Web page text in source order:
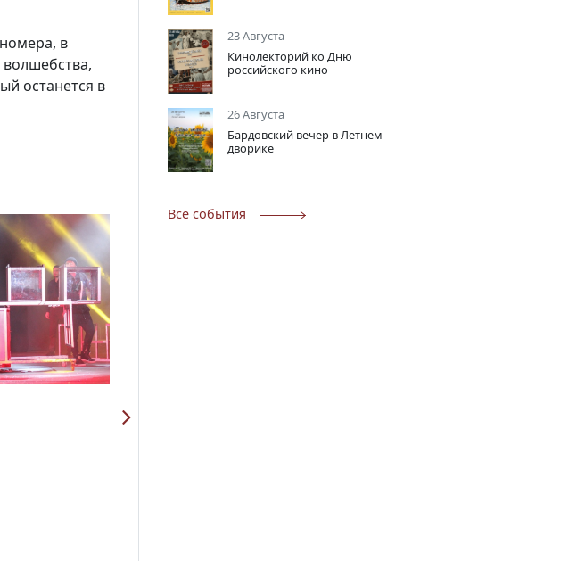
тур
в
останется в
23 Августа
Кинолекторий ко Дню
российского кино
26 Августа
Бардовский вечер в Летнем
дворике
Все события